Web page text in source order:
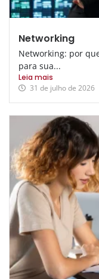
Networking
Networking: por
para sua...
Leia mais
31 de julho de 2026